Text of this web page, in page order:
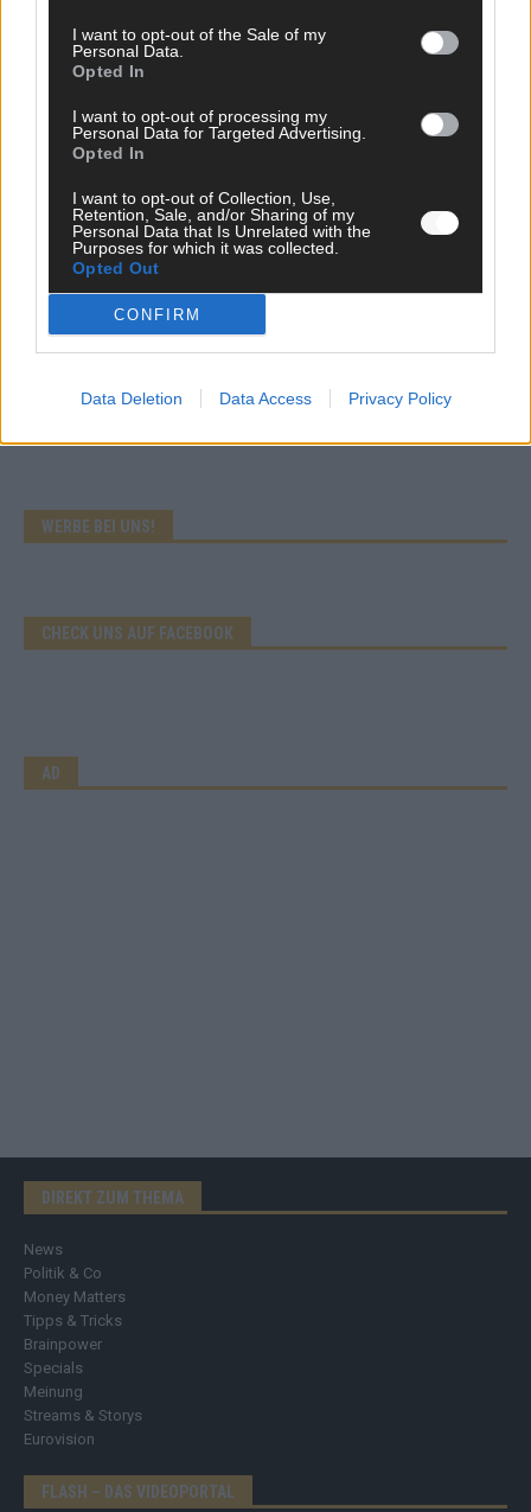
I want to opt-out of the Sale of my
Personal Data.
Opted In
I want to opt-out of processing my
Personal Data for Targeted Advertising.
Opted In
I want to opt-out of Collection, Use,
Retention, Sale, and/or Sharing of my
Personal Data that Is Unrelated with the
Purposes for which it was collected.
Opted Out
CONFIRM
Data Deletion Data Access Privacy Policy
sechs zittern, einer chancenlos!
Mai 2026
KOMMENTAR
Wer zahlt, steht im Finale – ist das beim ESC wirklich fair?
Mai 2026
Eurovision Song Contest 2026: Das erste Halbfinale – der
Abend in Bildern
WERBE BEI UNS!
CHECK UNS AUF FACEBOOK
AD
DIREKT ZUM THEMA
News
Politik & Co
Money Matters
Tipps & Tricks
Brainpower
Specials
Meinung
Streams & Storys
Eurovision
FLASH – DAS VIDEOPORTAL